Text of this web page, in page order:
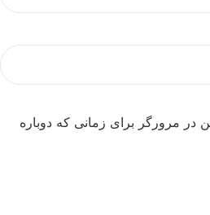
در مرورگر برای زمانی که دوباره